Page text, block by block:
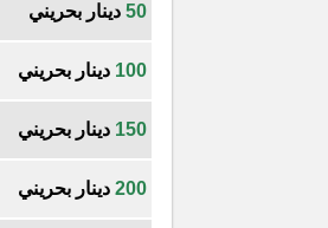
50 دينار بحريني
100 دينار بحريني
150 دينار بحريني
200 دينار بحريني